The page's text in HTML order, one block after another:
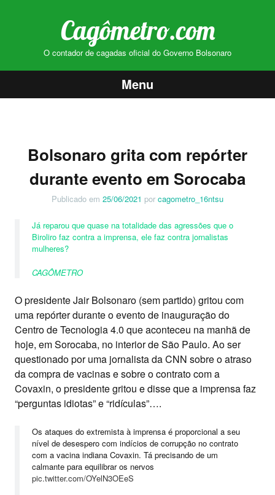
Cagômetro.com
O contador de cagadas oficial do Governo Bolsonaro
Menu
conteúdo
Bolsonaro grita com repórter
durante evento em Sorocaba
Publicado em 25/06/2021 por cagometro_16ntsu
Já reparou que quase na totalidade das agressões que o
Biroliro faz contra a imprensa, ele faz contra jornalistas
mulheres?
CAGÔMETRO
O presidente Jair Bolsonaro (sem partido) gritou com
uma repórter durante o evento de inauguração do
Centro de Tecnologia 4.0 que aconteceu na manhã de
hoje, em Sorocaba, no interior de São Paulo. Ao ser
questionado por uma jornalista da CNN sobre o atraso
da compra de vacinas e sobre o contrato com a
Covaxin, o presidente gritou e disse que a imprensa faz
“perguntas idiotas” e “ridículas”….
Os ataques do extremista à imprensa é proporcional a seu
nível de desespero com indícios de corrupção no contrato
com a vacina indiana Covaxin. Tá precisando de um
calmante para equilibrar os nervos
pic.twitter.com/OYelN3OEeS